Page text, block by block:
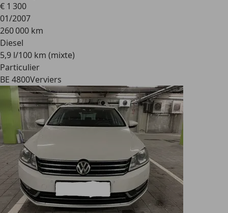
€ 1 300
01/2007
260 000 km
Diesel
5,9 l/100 km (mixte)
Particulier
BE 4800Verviers